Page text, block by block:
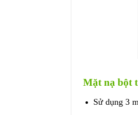
Mặt nạ bột
Sử dụng 3